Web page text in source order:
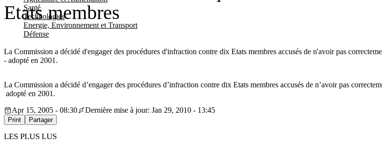
Santé
Technologies
Energie, Environnement et Transport
Défense
Etats membres
La Commission a décidé d'engager des procédures d'infraction contre dix Etats membres accusés de n'avoir pas
- adopté en 2001.
La Commission a décidé d’engager des procédures d’infraction contre dix Etats membres accusés de n’avoir pas
adopté en 2001.
Apr 15, 2005 - 08:30
Dernière mise à jour: Jan 29, 2010 - 13:45
Print Partager
LES PLUS LUS